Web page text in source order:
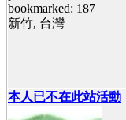
bookmarked: 187
新竹, 台灣
本人已不在此站活動